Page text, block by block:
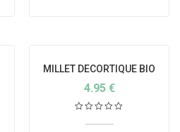
MILLET DECORTIQUE BIO
4.95 €